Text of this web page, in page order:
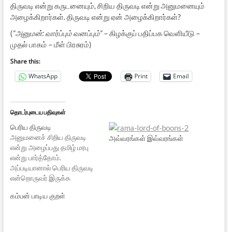
திருவடி என்று கருடனையும், சிறிய திருவடி என்று அனுமனையும்
அழைக்கிறார்கள். திருவடி என்று ஏன் அழைக்கிறார்கள்?
(“அனுமன்: வார்ப்பும் வனப்பும்”– கிழக்குப் பதிப்பக வெளியீடு –
முதல் பாகம் – மீள் பிரசுரம்)
Share this:
WhatsApp
Print Email
தொடர்புடைய பதிவுகள்
பெரிய திருவடி
அனுமனைச் சிறிய திருவடி
என்று அழைப்பது தமிழ் மரபு
என்று பார்த்தோம்.
அப்படியானால் பெரிய திருவடி
என்றொருவர் இருக்க
சம்பிரதாயங்களை
அவ்வரங்கள் இவ்வரங்கள்
கம்பன் பாடிய குறள்